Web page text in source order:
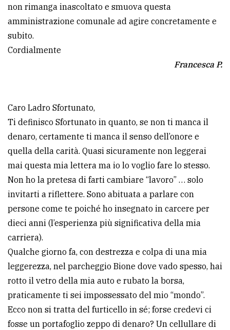
non rimanga inascoltato e smuova questa
amministrazione comunale ad agire concretamente e
subito.
Cordialmente
Francesca P.
Caro Ladro Sfortunato,
Ti definisco Sfortunato in quanto, se non ti manca il
denaro, certamente ti manca il senso dell’onore e
quella della carità. Quasi sicuramente non leggerai
mai questa mia lettera ma io lo voglio fare lo stesso.
Non ho la pretesa di farti cambiare “lavoro” … solo
invitarti a riflettere. Sono abituata a parlare con
persone come te poiché ho insegnato in carcere per
dieci anni (l’esperienza più significativa della mia
carriera).
Qualche giorno fa, con destrezza e colpa di una mia
leggerezza, nel parcheggio Bione dove vado spesso, hai
rotto il vetro della mia auto e rubato la borsa,
praticamente ti sei impossessato del mio “mondo”.
Ecco non si tratta del furticello in sé; forse credevi ci
fosse un portafoglio zeppo di denaro? Un cellullare di